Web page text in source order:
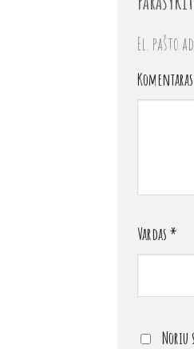
El. pašto
Komentaras
Vardas *
Noriu